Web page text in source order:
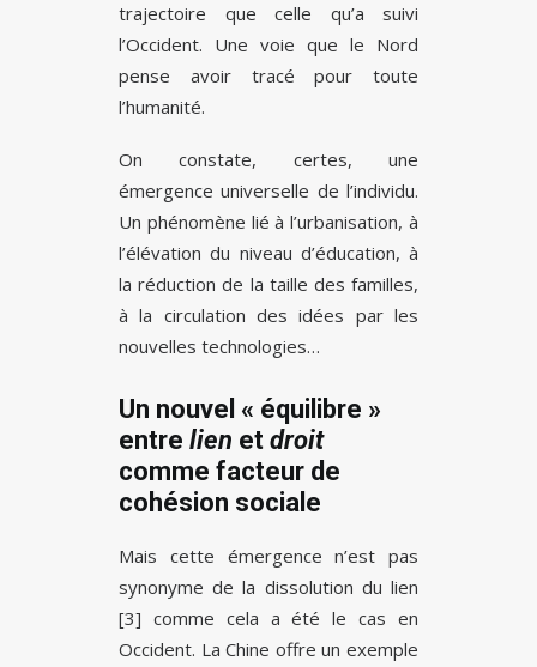
trajectoire que celle qu’a suivi
l’Occident. Une voie que le Nord
pense avoir tracé pour toute
l’humanité.
On constate, certes, une
émergence universelle de l’individu.
Un phénomène lié à l’urbanisation, à
l’élévation du niveau d’éducation, à
la réduction de la taille des familles,
à la circulation des idées par les
nouvelles technologies…
Un nouvel « équilibre »
entre lien et droit
comme facteur de
cohésion sociale
Mais cette émergence n’est pas
synonyme de la dissolution du lien
[3] comme cela a été le cas en
Occident. La Chine offre un exemple